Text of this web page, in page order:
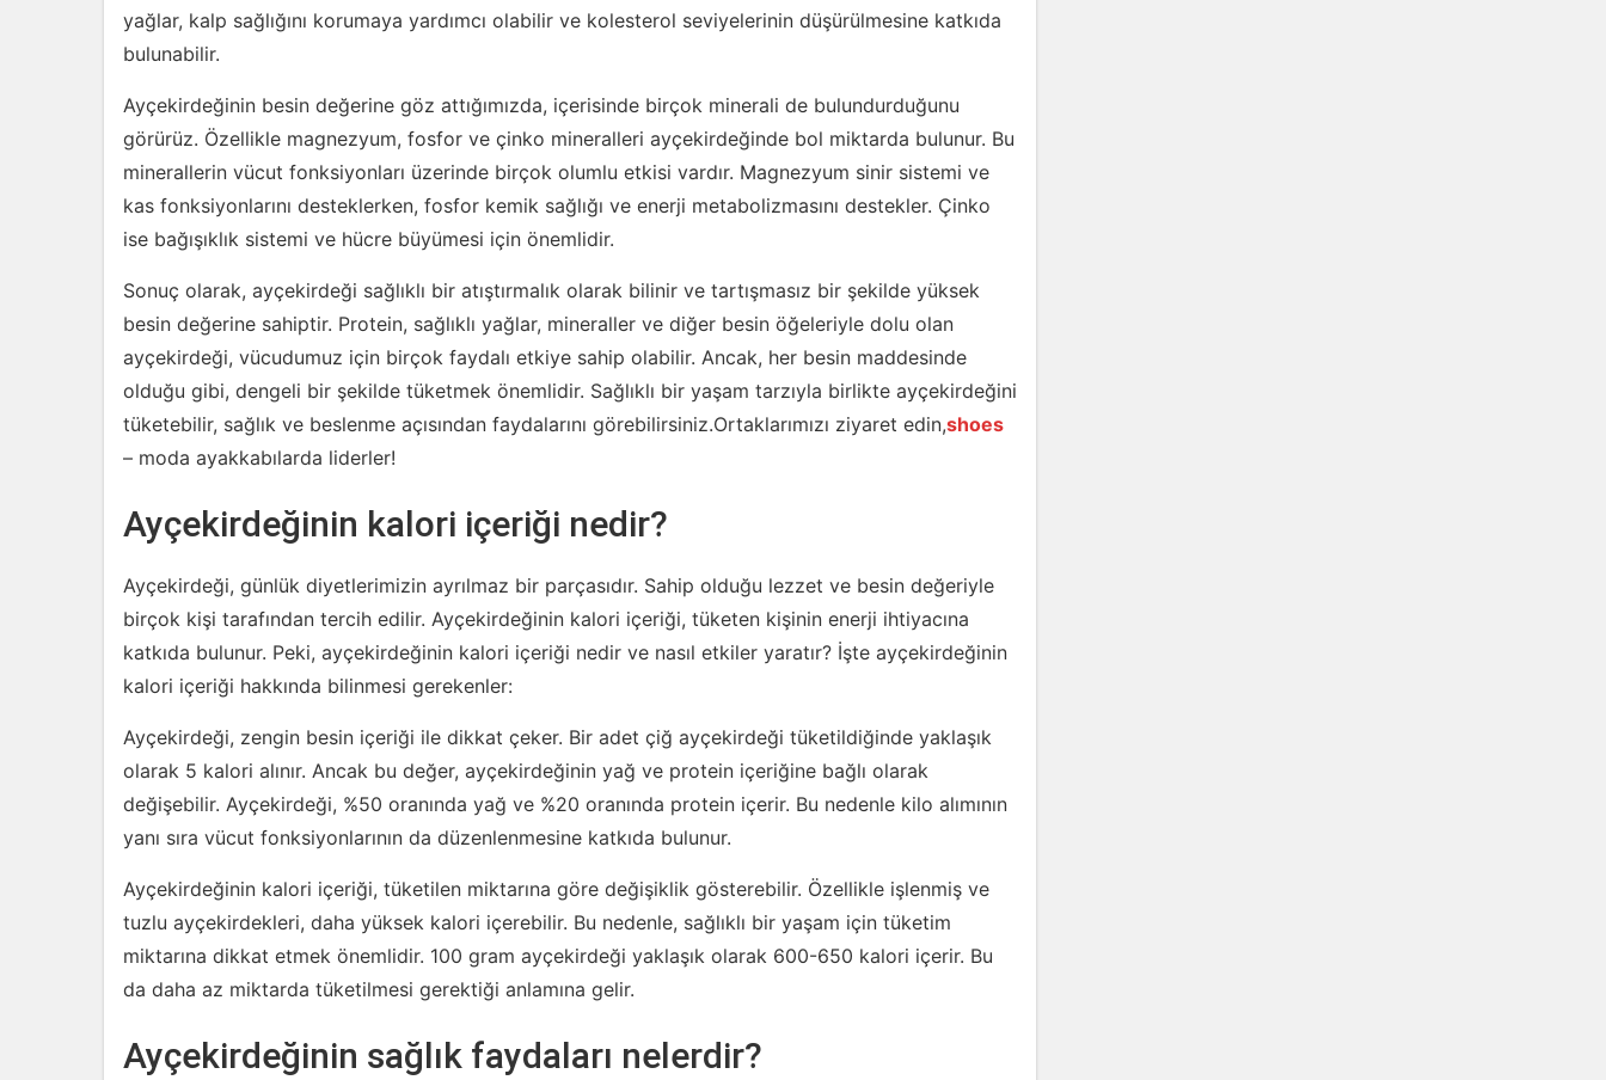
yağlar, kalp sağlığını korumaya yardımcı olabilir ve kolesterol seviyelerinin düşürülmesine katkıda
bulunabilir.
Ayçekirdeğinin besin değerine göz attığımızda, içerisinde birçok minerali de bulundurduğunu
görürüz. Özellikle magnezyum, fosfor ve çinko mineralleri ayçekirdeğinde bol miktarda bulunur. Bu
minerallerin vücut fonksiyonları üzerinde birçok olumlu etkisi vardır. Magnezyum sinir sistemi ve
kas fonksiyonlarını desteklerken, fosfor kemik sağlığı ve enerji metabolizmasını destekler. Çinko
ise bağışıklık sistemi ve hücre büyümesi için önemlidir.
Sonuç olarak, ayçekirdeği sağlıklı bir atıştırmalık olarak bilinir ve tartışmasız bir şekilde yüksek
besin değerine sahiptir. Protein, sağlıklı yağlar, mineraller ve diğer besin öğeleriyle dolu olan
ayçekirdeği, vücudumuz için birçok faydalı etkiye sahip olabilir. Ancak, her besin maddesinde
olduğu gibi, dengeli bir şekilde tüketmek önemlidir. Sağlıklı bir yaşam tarzıyla birlikte ayçekirdeğini
tüketebilir, sağlık ve beslenme açısından faydalarını görebilirsiniz.Ortaklarımızı ziyaret edin,shoes
– moda ayakkabılarda liderler!
Ayçekirdeğinin kalori içeriği nedir?
Ayçekirdeği, günlük diyetlerimizin ayrılmaz bir parçasıdır. Sahip olduğu lezzet ve besin değeriyle
birçok kişi tarafından tercih edilir. Ayçekirdeğinin kalori içeriği, tüketen kişinin enerji ihtiyacına
katkıda bulunur. Peki, ayçekirdeğinin kalori içeriği nedir ve nasıl etkiler yaratır? İşte ayçekirdeğinin
kalori içeriği hakkında bilinmesi gerekenler:
Ayçekirdeği, zengin besin içeriği ile dikkat çeker. Bir adet çiğ ayçekirdeği tüketildiğinde yaklaşık
olarak 5 kalori alınır. Ancak bu değer, ayçekirdeğinin yağ ve protein içeriğine bağlı olarak
değişebilir. Ayçekirdeği, %50 oranında yağ ve %20 oranında protein içerir. Bu nedenle kilo alımının
yanı sıra vücut fonksiyonlarının da düzenlenmesine katkıda bulunur.
Ayçekirdeğinin kalori içeriği, tüketilen miktarına göre değişiklik gösterebilir. Özellikle işlenmiş ve
tuzlu ayçekirdekleri, daha yüksek kalori içerebilir. Bu nedenle, sağlıklı bir yaşam için tüketim
miktarına dikkat etmek önemlidir. 100 gram ayçekirdeği yaklaşık olarak 600-650 kalori içerir. Bu
da daha az miktarda tüketilmesi gerektiği anlamına gelir.
Ayçekirdeğinin sağlık faydaları nelerdir?